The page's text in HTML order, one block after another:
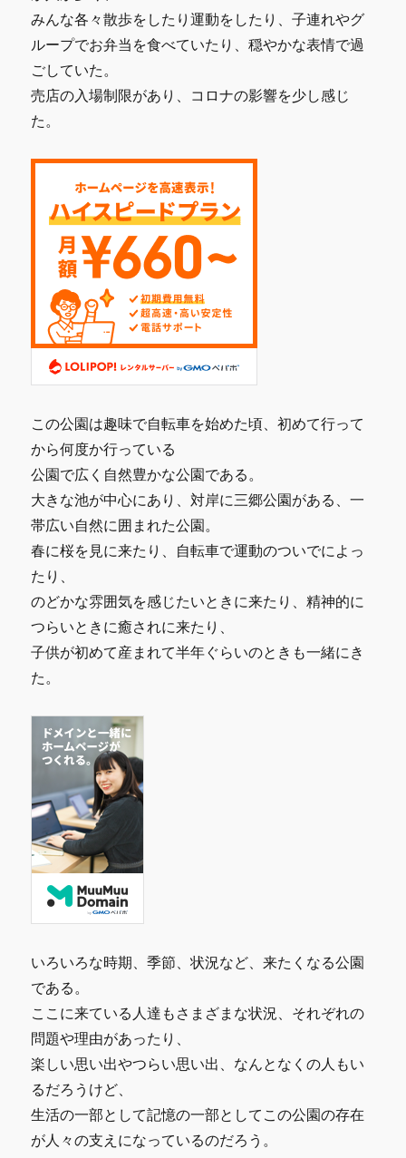
服
18-
に
みんな各々散歩をしたり運動をしたり、子連れやグ
ループでお弁当を食べていたり、穏やかな表情で過
ごしていた。
売店の入場制限があり、コロナの影響を少し感じ
た。
この公園は趣味で自転車を始めた頃、初めて行って
から何度か行っている
公園で広く自然豊かな公園である。
大きな池が中心にあり、対岸に三郷公園がある、一
帯広い自然に囲まれた公園。
春に桜を見に来たり、自転車で運動のついでによっ
たり、
のどかな雰囲気を感じたいときに来たり、精神的に
つらいときに癒されに来たり、
子供が初めて産まれて半年ぐらいのときも一緒にき
た。
いろいろな時期、季節、状況など、来たくなる公園
である。
ここに来ている人達もさまざまな状況、それぞれの
問題や理由があったり、
楽しい思い出やつらい思い出、なんとなくの人もい
るだろうけど、
生活の一部として記憶の一部としてこの公園の存在
が人々の支えになっているのだろう。